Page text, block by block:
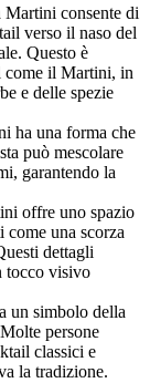
Martini consente di
verso il naso del
Questo è
come il Martini, in
e delle spezie
ha una forma che
può mescolare
garantendo la
offre uno spazio
come una scorza
dettagli
tocco visivo
un simbolo della
persone
classici e
la tradizione.